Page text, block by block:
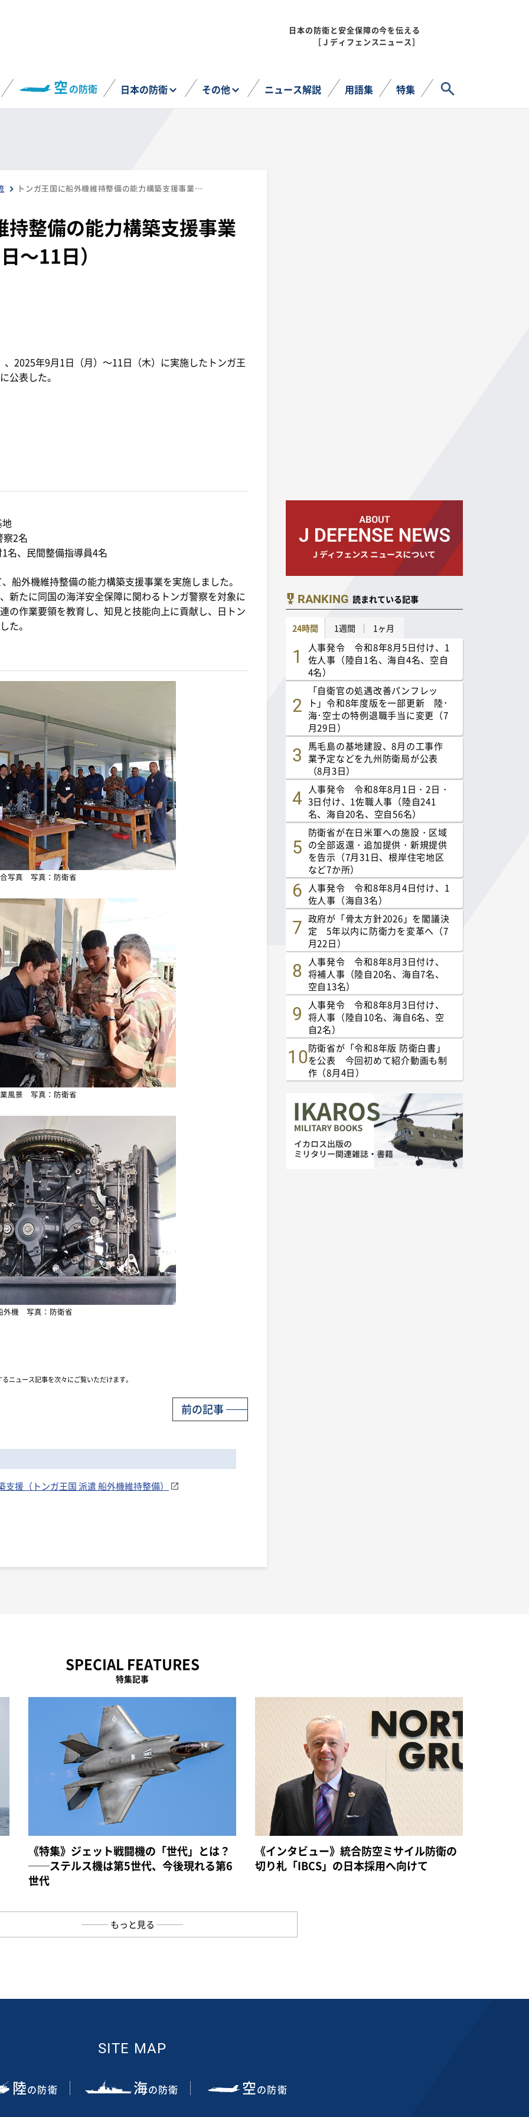
日本の防衛と安全保障の今を伝える
［Ｊディフェンスニュース］
空の防衛 日本の防衛 その他 ニュース解説 用語集 特集
トンガ王国に船外機維持整備の能力構築支援事業を実施（2025年9月1日～11日）
整備の能力構築支援事業
～11日）
2025年9月1日（月）～11日（木）に実施したトンガ王
公表した。
2名
、民間整備指導員4名
外機維持整備の能力構築支援事業を実施しました。
たに同国の海洋安全保障に関わるトンガ警察を対象に
の作業要領を教育し、知見と技能向上に貢献し、日トン
た。
写真 写真：防衛省
風景 写真：防衛省
外機 写真：防衛省
ニュース記事を次々にご覧いただけます。
前の記事
援（トンガ王国 派遣 船外機維持整備）
RANKING 読まれている記事
24時間 1週間 1ヶ月
人事発令 令和8年8月5日付け、1
佐人事（陸自1名、海自4名、空自
4名）
「自衛官の処遇改善パンフレッ
ト」令和8年度版を一部更新 陸･
海･空士の特例退職手当に変更（7
月29日）
馬毛島の基地建設、8月の工事作
業予定などを九州防衛局が公表
（8月3日）
人事発令 令和8年8月1日・2日・
3日付け、1佐職人事（陸自241
名、海自20名、空自56名）
防衛省が在日米軍への施設・区域
の全部返還・追加提供・新規提供
を告示（7月31日、根岸住宅地区
など7か所）
人事発令 令和8年8月4日付け、1
佐人事（海自3名）
政府が「骨太方針2026」を閣議決
定 5年以内に防衛力を変革へ（7
月22日）
人事発令 令和8年8月3日付け、
将補人事（陸自20名、海自7名、
空自13名）
人事発令 令和8年8月3日付け、
将人事（陸自10名、海自6名、空
自2名）
防衛省が「令和8年版 防衛白書」
を公表 今回初めて紹介動画も制
作（8月4日）
SPECIAL FEATURES
特集記事
《特集》ジェット戦闘機の「世代」とは？
──ステルス機は第5世代、今後現れる第6
世代
《インタビュー》統合防空ミサイル防衛の
切り札「IBCS」の日本採用へ向けて
もっと見る
SITE MAP
陸の防衛 海の防衛 空の防衛